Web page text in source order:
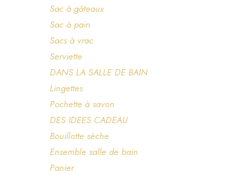
Sac à gâteaux
Sac à pain
Sacs à vrac
Serviette
DANS LA SALLE DE BAIN
Lingettes
Pochette à savon
DES IDEES CADEAU
Bouillotte sèche
Ensemble salle de bain
Panier